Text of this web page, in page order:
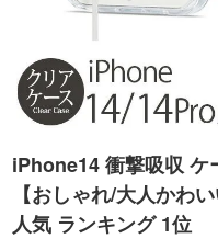
iPhone14 衝撃吸収 ケ
【おしゃれ/大人かわい
人気 ランキング 1位